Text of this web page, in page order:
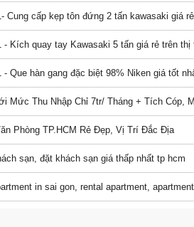
Cung cấp kẹp tôn đứng 2 tấn kawasaki giá
- Kích quay tay Kawasaki 5 tấn giá rẻ trên
- Que hàn gang đặc biệt 98% Niken giá tốt
Mức Thu Nhập Chỉ 7tr/ Tháng + Tích Cóp,
Phòng TP.HCM Rẻ Đẹp, Vị Trí Đắc Địa
sạn, đặt khách sạn giá thấp nhất tp hcm
in sai gon, rental apartment,